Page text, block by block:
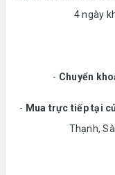
4 ngày
- Chuyển
- Mua trực tiếp tại
Thạnh,